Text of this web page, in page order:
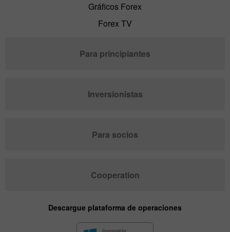
Gráficos Forex
Forex TV
Para principiantes
Inversionistas
Para socios
Cooperation
Descargue plataforma de operaciones